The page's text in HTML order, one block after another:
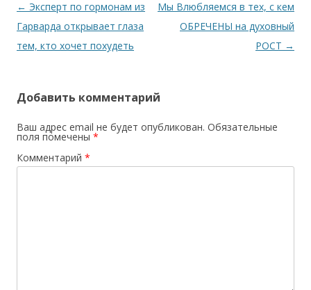
Навигация по записям
← Эксперт по гормонам из
Гарварда открывает глаза
тем, кто хочет похудеть
Мы Влюбляемся в тех, с кем
ОБРЕЧЕНЫ на духовный
РОСТ →
Добавить комментарий
Ваш адрес email не будет опубликован. Обязательные
поля помечены *
Комментарий *